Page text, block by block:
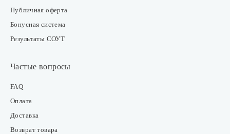
Публичная оферта
Бонусная система
Результаты СОУТ
Частые вопросы
FAQ
Оплата
Доставка
Возврат товара